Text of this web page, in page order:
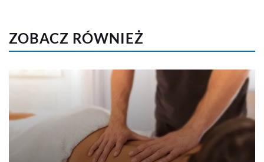
ZOBACZ RÓWNIEŻ